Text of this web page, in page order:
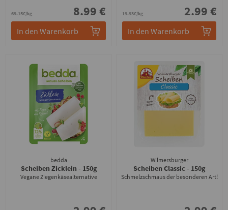
69.15€/kg 8.99 €
In den Warenkorb
19.93€/kg 2.99 €
In den Warenkorb
bedda
Scheiben Zicklein - 150g
Vegane Ziegenkäsealternative
Wilmersburger
Scheiben Classic- 150g
Schmelzschmaus der besonderen Art!